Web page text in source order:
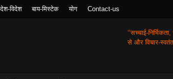
देश-विदेश बाय-मिस्टेक योग Contact-us
‘‘सच्चाई-
से और विचार-